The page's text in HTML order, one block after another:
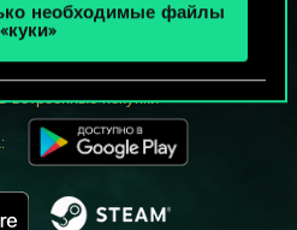
необходимые файлы
«куки»
ИГРАТЬ
НА ПК
встроенные покупки